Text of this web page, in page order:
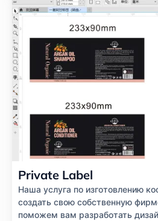
Private Label
Наша услуга по изготовлению
создать свою собственную
поможем вам разработать